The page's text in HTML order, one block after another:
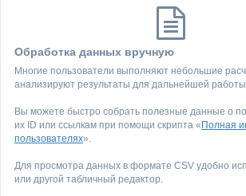
Обработка данных вручную
Многие пользователи выполняют небольшие
анализируют результаты для дальнейшей
Вы можете быстро собрать полезные данные о
их ID или ссылкам при помощи скрипта « Полная
пользователях».
Для просмотра данных в формате CSV удобно
или другой табличный редактор.